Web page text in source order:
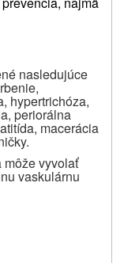
nasledujúce
hypertrichóza,
periorálna
macerácia
vyvolať
vaskulárnu